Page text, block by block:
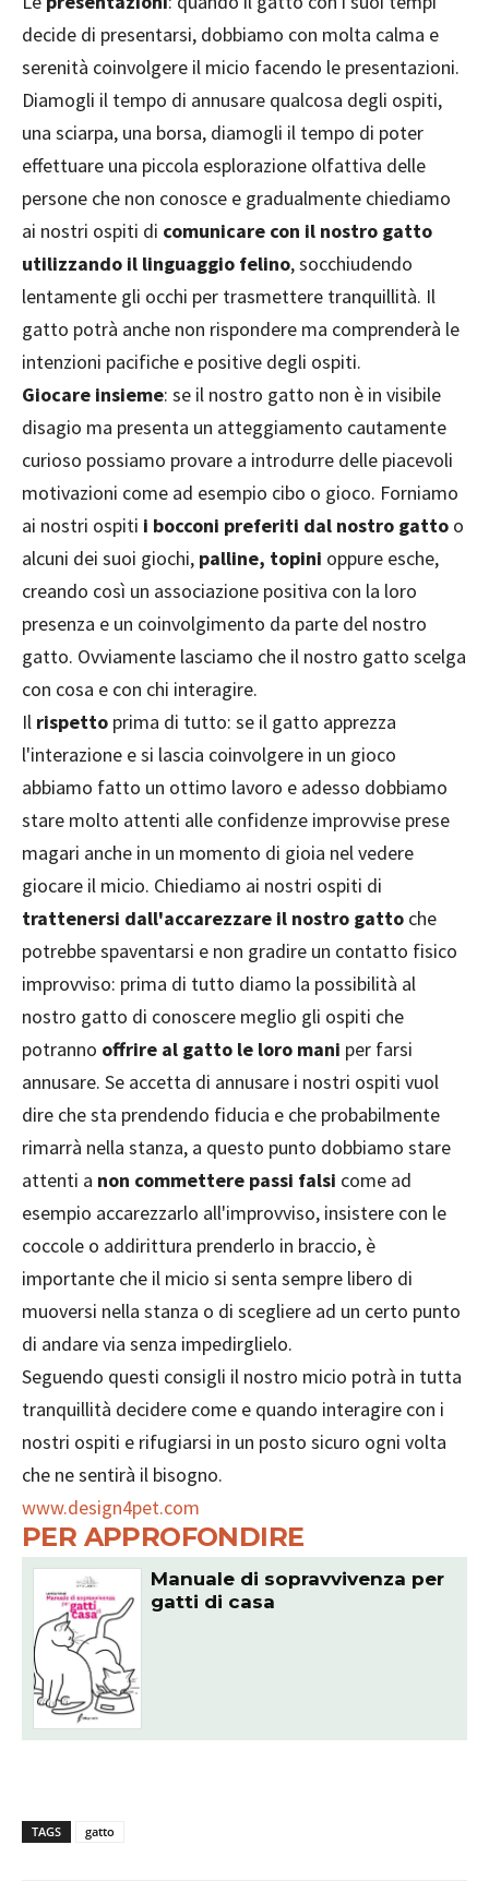
decide di presentarsi, dobbiamo con molta calma e
serenità coinvolgere il micio facendo le presentazioni.
Diamogli il tempo di annusare qualcosa degli ospiti,
una sciarpa, una borsa, diamogli il tempo di poter
effettuare una piccola esplorazione olfattiva delle
persone che non conosce e gradualmente chiediamo
ai nostri ospiti di comunicare con il nostro gatto
utilizzando il linguaggio felino, socchiudendo
lentamente gli occhi per trasmettere tranquillità. Il
gatto potrà anche non rispondere ma comprenderà le
intenzioni pacifiche e positive degli ospiti.
Giocare insieme: se il nostro gatto non è in visibile
disagio ma presenta un atteggiamento cautamente
curioso possiamo provare a introdurre delle piacevoli
motivazioni come ad esempio cibo o gioco. Forniamo
ai nostri ospiti i bocconi preferiti dal nostro gatto o
alcuni dei suoi giochi, palline, topini oppure esche,
creando così un associazione positiva con la loro
presenza e un coinvolgimento da parte del nostro
gatto. Ovviamente lasciamo che il nostro gatto scelga
con cosa e con chi interagire.
Il rispetto prima di tutto: se il gatto apprezza
l'interazione e si lascia coinvolgere in un gioco
abbiamo fatto un ottimo lavoro e adesso dobbiamo
stare molto attenti alle confidenze improvvise prese
magari anche in un momento di gioia nel vedere
giocare il micio. Chiediamo ai nostri ospiti di
trattenersi dall'accarezzare il nostro gatto che
potrebbe spaventarsi e non gradire un contatto fisico
improvviso: prima di tutto diamo la possibilità al
nostro gatto di conoscere meglio gli ospiti che
potranno offrire al gatto le loro mani per farsi
annusare. Se accetta di annusare i nostri ospiti vuol
dire che sta prendendo fiducia e che probabilmente
rimarrà nella stanza, a questo punto dobbiamo stare
attenti a non commettere passi falsi come ad
esempio accarezzarlo all'improvviso, insistere con le
coccole o addirittura prenderlo in braccio, è
importante che il micio si senta sempre libero di
muoversi nella stanza o di scegliere ad un certo punto
di andare via senza impedirglielo.
Seguendo questi consigli il nostro micio potrà in tutta
tranquillità decidere come e quando interagire con i
nostri ospiti e rifugiarsi in un posto sicuro ogni volta
che ne sentirà il bisogno.
www.design4pet.com
PER APPROFONDIRE
Manuale di sopravvivenza per
gatti di casa
TAGS gatto